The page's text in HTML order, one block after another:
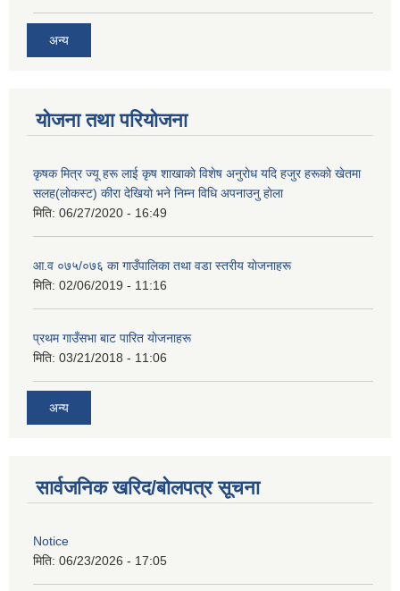
अन्य
योजना तथा परियोजना
कृषक मित्र ज्यू हरू लाई कृष शाखाकाे विशेष अनुराेध यदि हजुर हरूकाे खेतमा
सलह(लाेकस्ट) कीरा देखियाे भने निम्न विधि अपनाउनु हाेला
मिति: 06/27/2020 - 16:49
आ‍.व ०७५/०७६ का गाउँपालिका तथा वडा स्तरीय याेजनाहरू
मिति: 02/06/2019 - 11:16
प्रथम गाउँसभा बाट पारित याेजनाहरू
मिति: 03/21/2018 - 11:06
अन्य
सार्वजनिक खरिद/बोलपत्र सूचना
Notice
मिति: 06/23/2026 - 17:05